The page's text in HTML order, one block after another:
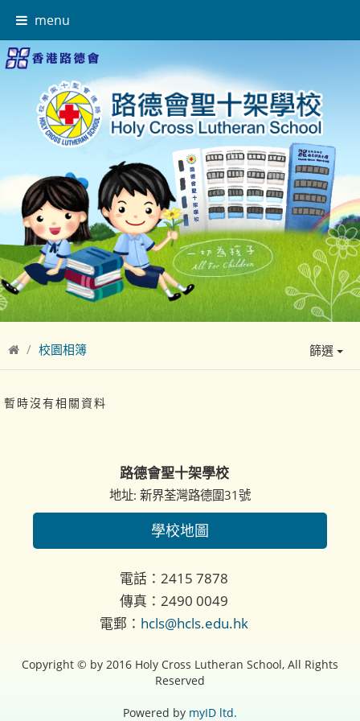
menu
校園相簿 篩選
暫時沒有相關資料
路德會聖十架學校
地址: 新界荃灣路德圍31號
學校地圖
電話：2415 7878
傳真：2490 0049
電郵： hcls@hcls.edu.hk
Copyright © by 2016 Holy Cross Lutheran School, All Rights
Reserved
Powered by myID ltd.